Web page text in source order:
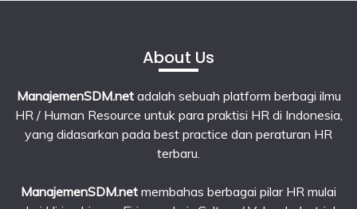
About Us
ManajemenSDM.netadalah sebuah platform berbagi ilmu
HR / Human Resource untuk para praktisi HR di Indonesia,
yang didasarkan pada best practice dan peraturan HR
terbaru.
ManajemenSDM.net membahas berbagai pilar HR mulai